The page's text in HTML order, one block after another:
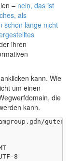
– nein, das ist
als
schon lange nicht
ihren
kann. Wie
um einen
die
kann.
8